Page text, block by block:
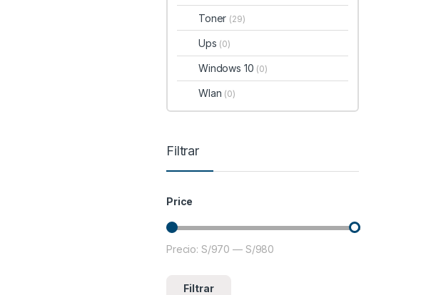
Toner (29)
Ups (0)
Windows 10 (0)
Wlan (0)
Filtrar
Price
Precio mínimo
Precio máximo
Filtrar
Precio: S/970 — S/980